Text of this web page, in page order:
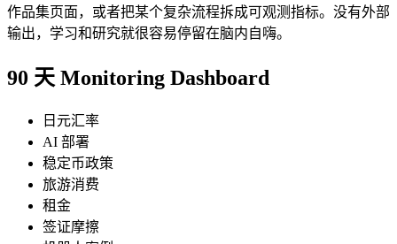
作品集页面，或者把某个复杂流程拆成可观测指标。没有外部
输出，学习和研究就很容易停留在脑内自嗨。
90 天 Monitoring Dashboard
日元汇率
AI 部署
稳定币政策
旅游消费
租金
签证摩擦